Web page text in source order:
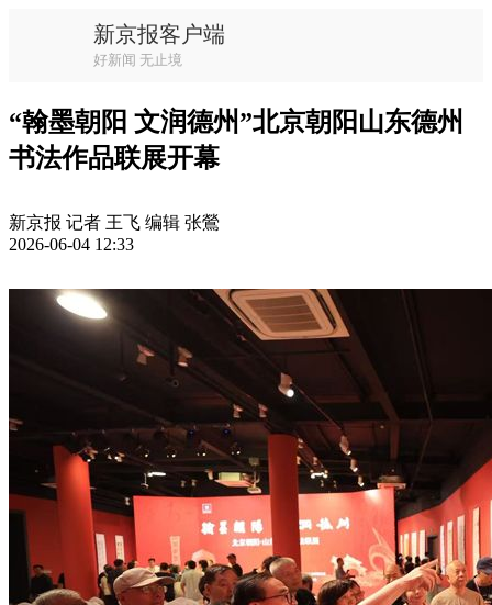
新京报客户端
好新闻 无止境
“翰墨朝阳 文润德州”北京朝阳山东德州
书法作品联展开幕
新京报 记者 王飞 编辑 张鶯
2026-06-04 12:33